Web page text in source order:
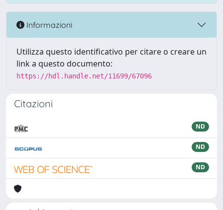
Informazioni
Utilizza questo identificativo per citare o creare un
link a questo documento:
https://hdl.handle.net/11699/67096
Citazioni
ND
ND
ND